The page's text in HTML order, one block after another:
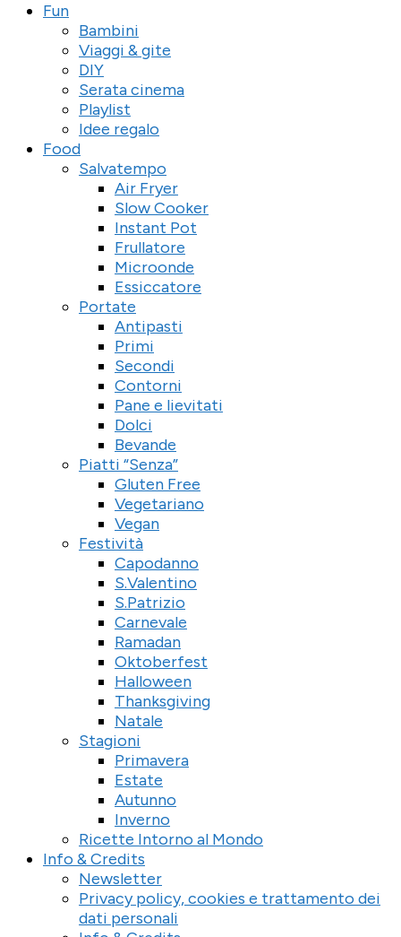
Fun
Bambini
Viaggi & gite
DIY
Serata cinema
Playlist
Idee regalo
Food
Salvatempo
Air Fryer
Slow Cooker
Instant Pot
Frullatore
Microonde
Essiccatore
Portate
Antipasti
Primi
Secondi
Contorni
Pane e lievitati
Dolci
Bevande
Piatti “Senza”
Gluten Free
Vegetariano
Vegan
Festività
Capodanno
S.Valentino
S.Patrizio
Carnevale
Ramadan
Oktoberfest
Halloween
Thanksgiving
Natale
Stagioni
Primavera
Estate
Autunno
Inverno
Ricette Intorno al Mondo
Info & Credits
Newsletter
Privacy policy, cookies e trattamento dei
dati personali